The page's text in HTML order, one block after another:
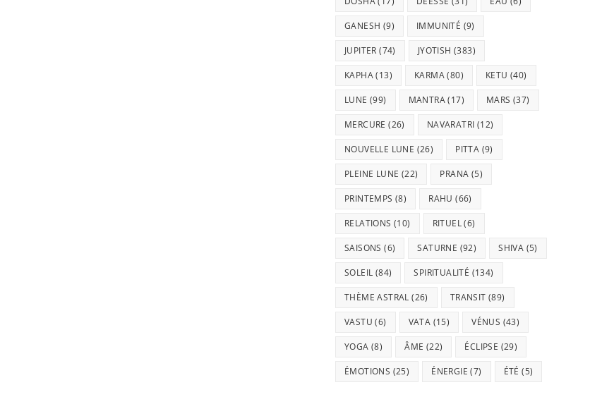
GANESH (9) IMMUNITÉ (9)
JUPITER (74) JYOTISH (383)
KAPHA(13) KARMA(80) KETU (40)
LUNE (99) MANTRA(17) MARS (37)
MERCURE (26) NAVARATRI (12)
NOUVELLE LUNE (26) PITTA (9)
PLEINE LUNE (22) PRANA (5)
PRINTEMPS (8) RAHU (66)
RELATIONS (10) RITUEL(6)
SAISONS (6) SATURNE (92) SHIVA (5)
SOLEIL (84) SPIRITUALITÉ (134)
THÈME ASTRAL (26) TRANSIT (89)
VASTU (6) VATA (15) VÉNUS (43)
YOGA (8) ÂME (22) ÉCLIPSE (29)
ÉMOTIONS (25) ÉNERGIE (7) ÉTÉ (5)